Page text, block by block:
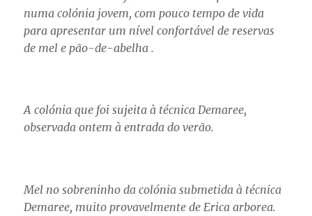
numa colónia jovem, com pouco tempo de vida
para apresentar um nível confortável de reservas
de mel e pão-de-abelha .
A colónia que foi sujeita à técnica Demaree,
observada ontem à entrada do verão.
Mel no sobreninho da colónia submetida à técnica
Demaree, muito provavelmente de Erica arborea.